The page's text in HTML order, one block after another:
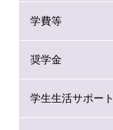
学費等
奨学金
学生生活サポート